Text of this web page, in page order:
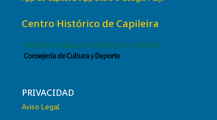
Centro Histórico de Capileira
PRIVACIDAD
Aviso Legal